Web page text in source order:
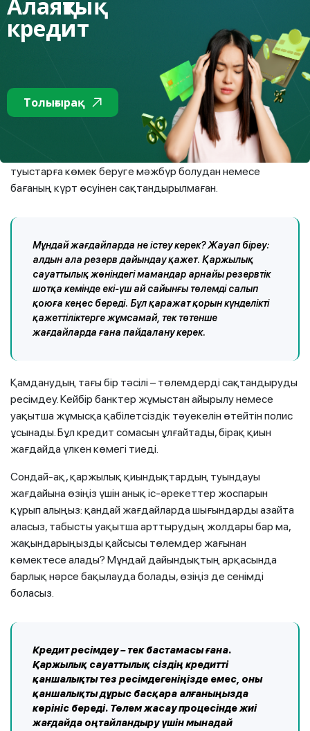
салыстырып көріңіз. Кейде жүктемені тең бөліп, сәл
артық төлеген тиімдірек болуы мүмкін.
Өмірде түрлі жағдайлар орын алуы мүмкін, сондықтан
борыш жүктемесін жоспарлау кезінде мұны да ескеру
қажет. Бүгін тұрақты жұмысыңыз, табысыңыз бен
денсаулығыңыз болғанымен, ешкім жазатайым
жағдайдан: жұмыссыз қалудан, аурудан, қысқартудан,
туыстарға көмек беруге мәжбүр болудан немесе
бағаның күрт өсуінен сақтандырылмаған.
Мұндай жағдайларда не істеу керек? Жауап біреу:
алдын ала резерв дайындау қажет. Қаржылық
сауаттылық жөніндегі мамандар арнайы резервтік
шотқа кемінде екі-үш ай сайынғы төлемді салып
қоюға кеңес береді. Бұл қаражат қорын күнделікті
қажеттіліктерге жұмсамай, тек төтенше
жағдайларда ғана пайдалану керек.
Қамданудың тағы бір тәсілі – төлемдерді сақтандыруды
ресімдеу. Кейбір банктер жұмыстан айырылу немесе
уақытша жұмысқа қабілетсіздік тәуекелін өтейтін полис
ұсынады. Бұл кредит сомасын ұлғайтады, бірақ қиын
жағдайда үлкен көмегі тиеді.
Сондай-ақ, қаржылық қиындықтардың туындауы
жағдайына өзіңіз үшін анық іс-әрекеттер жоспарын
құрып алыңыз: қандай жағдайларда шығындарды азайта
аласыз, табысты уақытша арттырудың жолдары бар ма,
жақындарыңызды қайсысы төлемдер жағынан
көмектесе алады? Мұндай дайындықтың арқасында
барлық нәрсе бақылауда болады, өзіңіз де сенімді
боласыз.
Кредит ресімдеу – тек бастамасы ғана.
Қаржылық сауаттылық сіздің кредитті
қаншалықты тез ресімдегеніңізде емес, оны
қаншалықты дұрыс басқара алғаныңызда
көрініс береді. Төлем жасау процесінде жиі
жағдайда оңтайландыру үшін мынадай
кредит
Толығырақ